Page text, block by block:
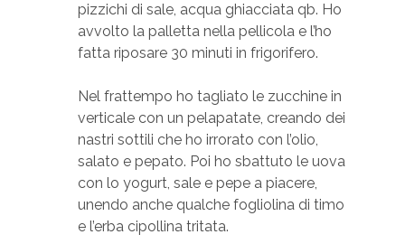
pizzichi di sale, acqua ghiacciata qb. Ho
avvolto la palletta nella pellicola e l’ho
fatta riposare 30 minuti in frigorifero.
Nel frattempo ho tagliato le zucchine in
verticale con un pelapatate, creando dei
nastri sottili che ho irrorato con l’olio,
salato e pepato. Poi ho sbattuto le uova
con lo yogurt, sale e pepe a piacere,
unendo anche qualche fogliolina di timo
e l’erba cipollina tritata.